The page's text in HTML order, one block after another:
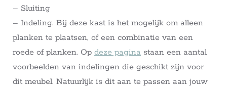
– Sluiting
– Indeling. Bij deze kast is het mogelijk om alleen
planken te plaatsen, of een combinatie van een
roede of planken. Op deze pagina staan een aantal
voorbeelden van indelingen die geschikt zijn voor
dit meubel. Natuurlijk is dit aan te passen aan jouw